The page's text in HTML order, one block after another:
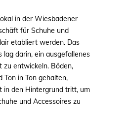
in der Wiesbadener
für Schuhe und
etabliert werden. Das
darin, ein ausgefallenes
zu entwickeln. Böden,
Ton in Ton gehalten,
in den Hintergrund tritt, um
und Accessoires zu